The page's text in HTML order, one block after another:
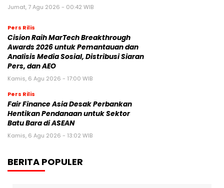
Jumat, 7 Agu 2026 - 00:42 WIB
Pers Rilis
Cision Raih MarTech Breakthrough
Awards 2026 untuk Pemantauan dan
Analisis Media Sosial, Distribusi Siaran
Pers, dan AEO
Kamis, 6 Agu 2026 - 17:00 WIB
Pers Rilis
Fair Finance Asia Desak Perbankan
Hentikan Pendanaan untuk Sektor
Batu Bara di ASEAN
Kamis, 6 Agu 2026 - 13:02 WIB
BERITA POPULER